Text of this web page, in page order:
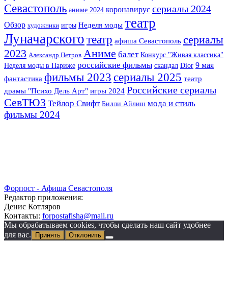
Севастополь аниме 2024 коронавирус сериалы 2024
Обзор художники игры Неделя моды театр
Луначарского театр афиша Севастополь сериалы
2023 Александр Петров Аниме балет Конкурс "Живая классика"
Неделя моды в Париже российские фильмы скандал Dior 9 мая
фантастика фильмы 2023 сериалы 2025 театр
драмы "Психо Дель Арт" игры 2024 Российские сериалы
СевТЮЗ Тейлор Свифт Билли Айлиш мода и стиль
фильмы 2024
Форпост - Афиша Севастополя
Редактор приложения:
Денис Котляров
Контакты: forpostafisha@mail.ru
Мы обрабатываем cookies, чтобы сделать наш сайт удобнее
для вас.
Принять Отклонить